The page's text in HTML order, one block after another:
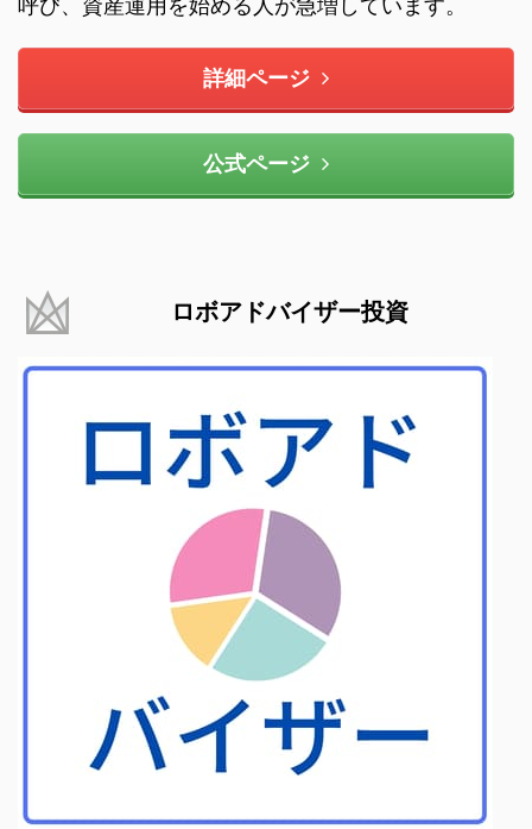
詳細ページ
公式ページ
ロボアドバイザー投資